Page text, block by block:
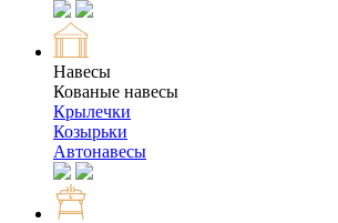
Навесы
Кованые навесы
Крылечки
Козырьки
Автонавесы